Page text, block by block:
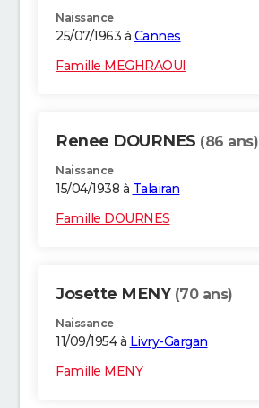
Naissance
25/07/1963 à Cannes
Famille MEGHRAOUI
Renee DOURNES (86 ans)
Naissance
15/04/1938 à Talairan
Famille DOURNES
Josette MENY (70 ans)
Naissance
11/09/1954 à Livry-Gargan
Famille MENY